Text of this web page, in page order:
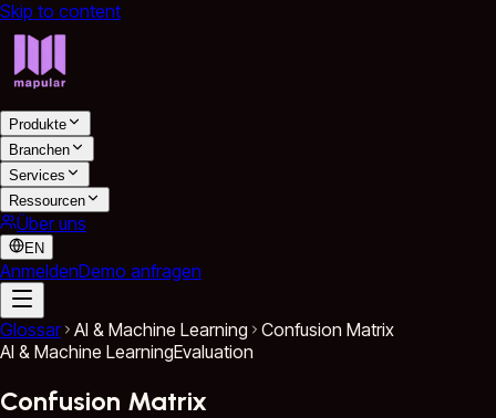
Skip to content
Produkte
Branchen
Services
Ressourcen
Über uns
EN
AnmeldenDemo anfragen
Glossar AI & Machine Learning
Confusion Matrix
AI & Machine LearningEvaluation
Confusion Matrix